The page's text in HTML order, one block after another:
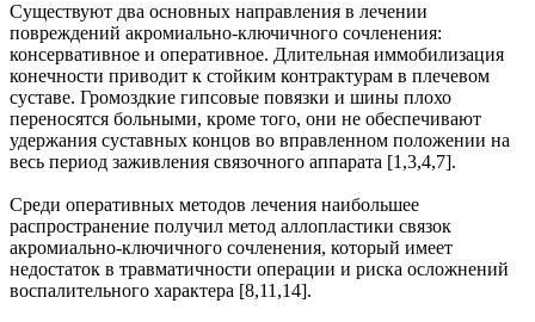
Существуют два основных направления в лечении
повреждений акромиально-ключичного сочленения:
консервативное и оперативное. Длительная иммобилизация
конечности приводит к стойким контрактурам в плечевом
суставе. Громоздкие гипсовые повязки и шины плохо
переносятся больными, кроме того, они не обеспечивают
удержания суставных концов во вправленном положении на
весь период заживления связочного аппарата [1,3,4,7].
Среди оперативных методов лечения наибольшее
распространение получил метод аллопластики связок
акромиально-ключичного сочленения, который имеет
недостаток в травматичности операции и риска осложнений
воспалительного характера [8,11,14].